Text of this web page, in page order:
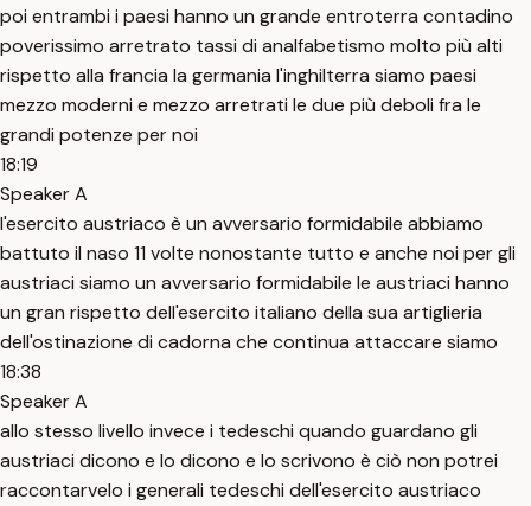
poi entrambi i paesi hanno un grande entroterra contadino
poverissimo arretrato tassi di analfabetismo molto più alti
rispetto alla francia la germania l'inghilterra siamo paesi
mezzo moderni e mezzo arretrati le due più deboli fra le
grandi potenze per noi
18:19
Speaker A
l'esercito austriaco è un avversario formidabile abbiamo
battuto il naso 11 volte nonostante tutto e anche noi per gli
austriaci siamo un avversario formidabile le austriaci hanno
un gran rispetto dell'esercito italiano della sua artiglieria
dell'ostinazione di cadorna che continua attaccare siamo
18:38
Speaker A
allo stesso livello invece i tedeschi quando guardano gli
austriaci dicono e lo dicono e lo scrivono è ciò non potrei
raccontarvelo i generali tedeschi dell'esercito austriaco